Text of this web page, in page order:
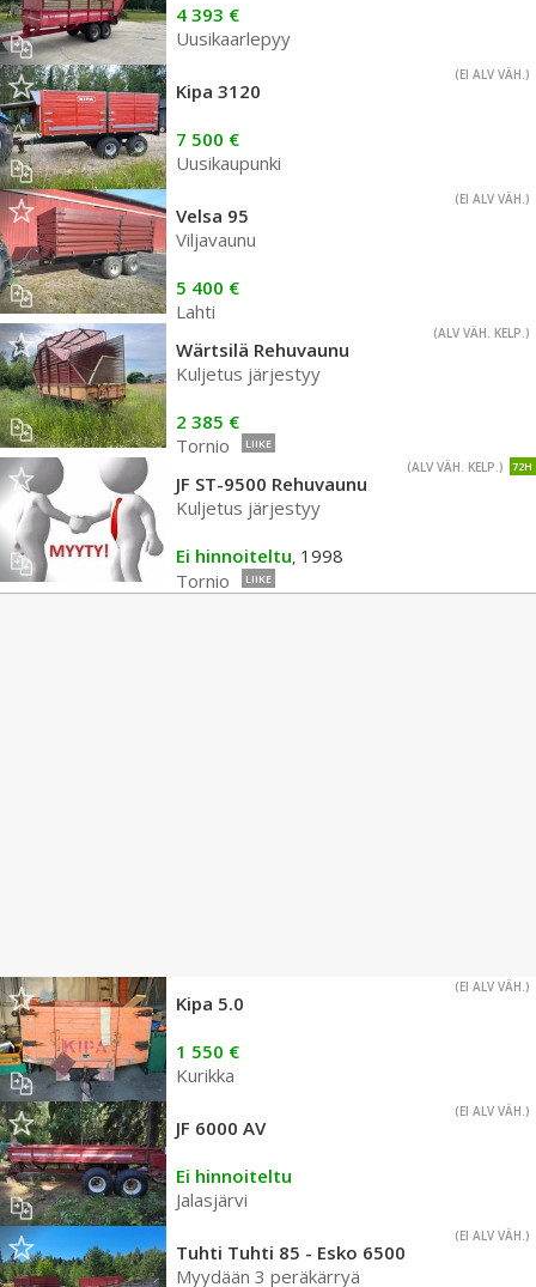
4 393 €
Uusikaarlepyy
(EI ALV VÄH.)
Kipa 3120
7 500 €
Uusikaupunki
(EI ALV VÄH.)
Velsa 95
Viljavaunu
5 400 €
Lahti
(ALV VÄH. KELP.)
Wärtsilä Rehuvaunu
Kuljetus järjestyy
2 385 €
Tornio
LIIKE
72H
(ALV VÄH. KELP.)
JF ST-9500 Rehuvaunu
Kuljetus järjestyy
Ei hinnoiteltu, 1998
Tornio
LIIKE
(EI ALV VÄH.)
Kipa 5.0
1 550 €
Kurikka
(EI ALV VÄH.)
JF 6000 AV
Ei hinnoiteltu
Jalasjärvi
(EI ALV VÄH.)
Tuhti Tuhti 85 - Esko 6500
Myydään 3 peräkärryä